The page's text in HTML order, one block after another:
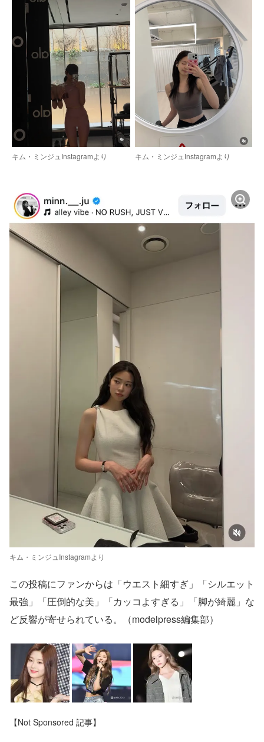
キム・ミンジュInstagramより キム・ミンジュInstagramより
キム・ミンジュInstagramより
この投稿にファンからは「ウエスト細すぎ」「シルエット
最強」「圧倒的な美」「カッコよすぎる」「脚が綺麗」な
ど反響が寄せられている。（modelpress編集部）
【Not Sponsored 記事】